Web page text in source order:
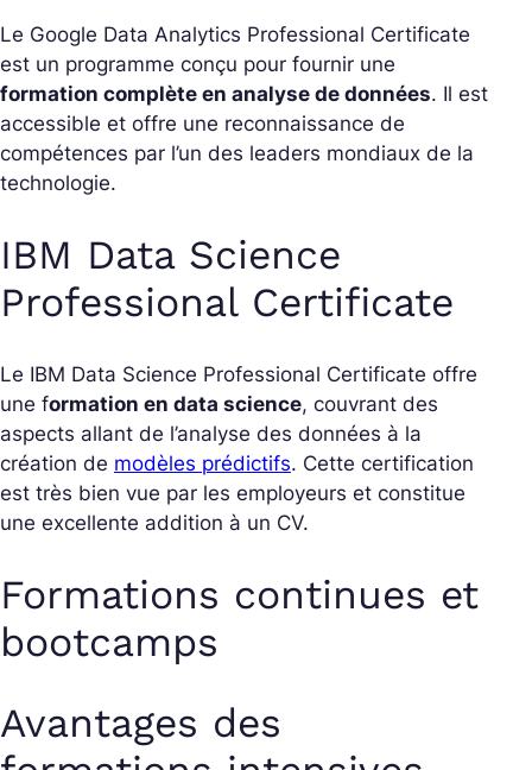
Le Google Data Analytics Professional Certificate
est un programme conçu pour fournir une
formation complète en analyse de données. Il est
accessible et offre une reconnaissance de
compétences par l’un des leaders mondiaux de la
technologie.
IBM Data Science
Professional Certificate
Le IBM Data Science Professional Certificate offre
une formation en data science, couvrant des
aspects allant de l’analyse des données à la
création de modèles prédictifs. Cette certification
est très bien vue par les employeurs et constitue
une excellente addition à un CV.
Formations continues et
bootcamps
Avantages des